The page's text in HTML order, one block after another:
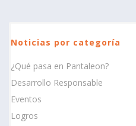
Noticias por categoría
¿Qué pasa en Pantaleon?
Desarrollo Responsable
Eventos
Logros